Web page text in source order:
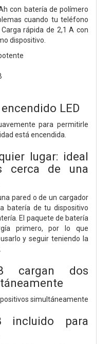
con batería de polímero
cuando tu teléfono
rápida de 2,1 A con
dispositivo.
LED
para permitirle
está encendida.
lugar: ideal
cerca de una
pared o de un cargador
batería de tu dispositivo
El paquete de batería
primero, por lo que
y seguir teniendo la
cargan dos
simultáneamente
incluido para